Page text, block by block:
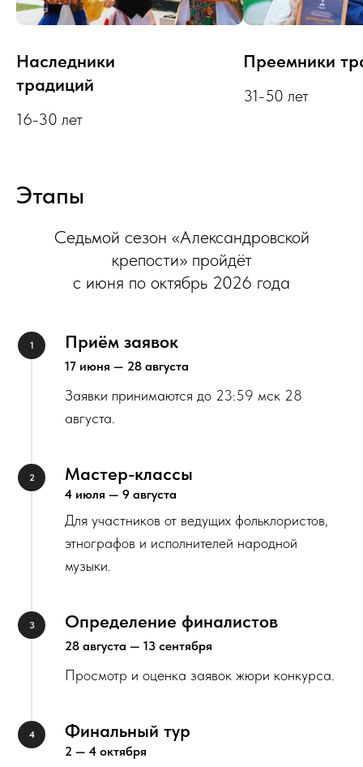
Наследники
традиций
16-30 лет
Преемники
31-50 лет
Этапы
Седьмой сезон «Александровской
крепости» пройдёт
с июня по октябрь 2026 года
Приём заявок
17 июня — 28 августа
Заявки принимаются до 23:59 мск 28
августа.
Мастер-классы
4 июля — 9 августа
Для участников от ведущих фольклористов,
этнографов и исполнителей народной
музыки.
Определение финалистов
28 августа — 13 сентября
Просмотр и оценка заявок жюри конкурса.
Финальный тур
2 — 4 октября